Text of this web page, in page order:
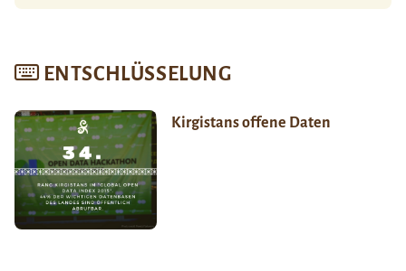
ENTSCHLÜSSELUNG
Kirgistans offene Daten